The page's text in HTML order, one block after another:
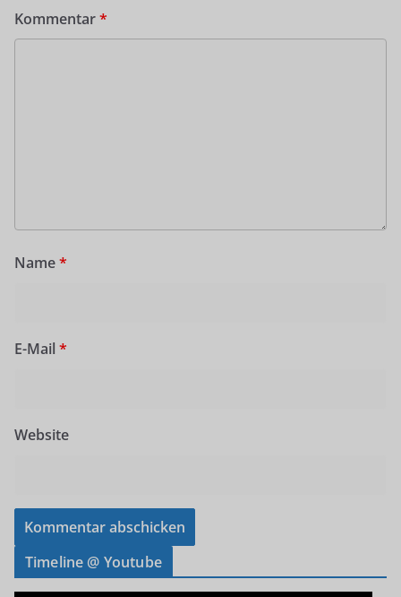
Kommentar*
Name*
E-Mail *
Website
Timeline @ Youtube